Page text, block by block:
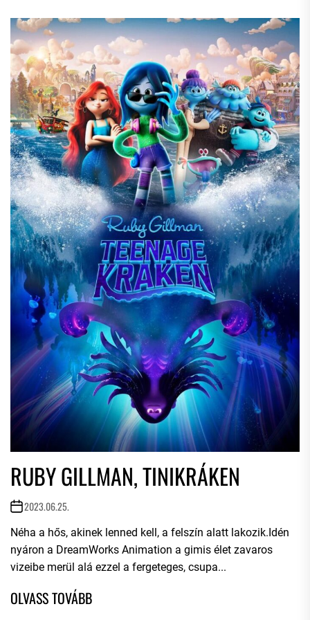
RUBY GILLMAN, TINIKRÁKEN
2023.06.25.
Néha a hős, akinek lenned kell, a felszín alatt lakozik.Idén
nyáron a DreamWorks Animation a gimis élet zavaros
vizeibe merül alá ezzel a fergeteges, csupa...